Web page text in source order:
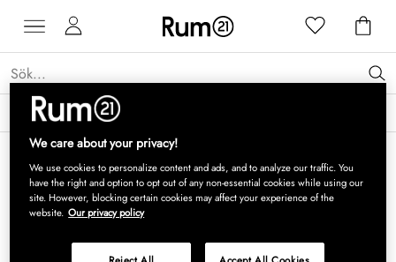
Få 15 % rabatt på Grythyttan Stålmöbler* →
We care about your privacy!
We use cookies to personalize content and ads, and to analyze our traffic. You
have the right and option to opt out of any non-essential cookies while using our
site. However, blocking certain cookies may affect your experience of the
website. Our privacy policy